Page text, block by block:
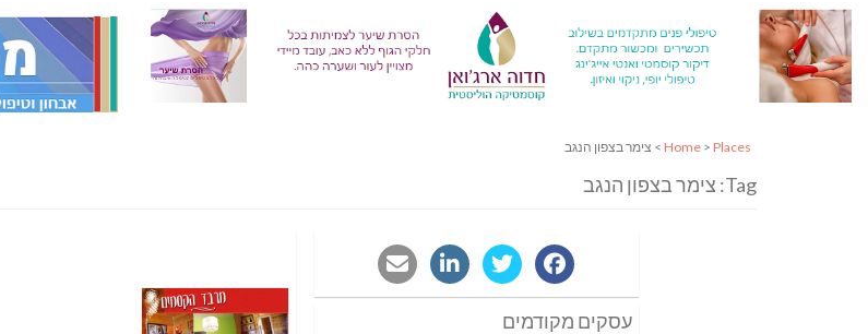
Home > Places > צימר בצפון הנגב
Tag: צימר בצפון הנגב
עסקים מקודמים